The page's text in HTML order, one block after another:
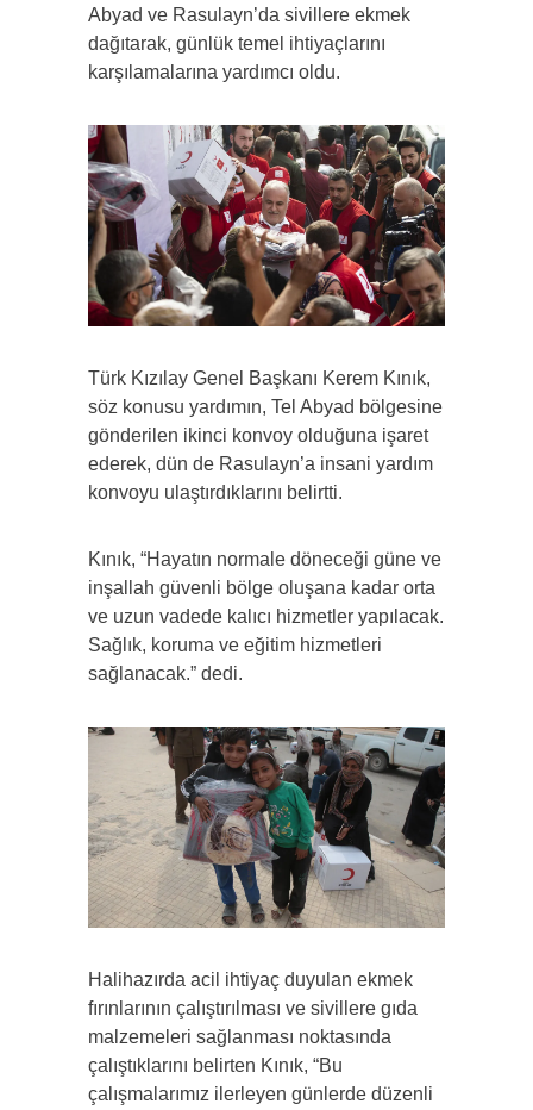
Abyad ve Rasulayn’da sivillere ekmek
dağıtarak, günlük temel ihtiyaçlarını
karşılamalarına yardımcı oldu.
Türk Kızılay Genel Başkanı Kerem Kınık,
söz konusu yardımın, Tel Abyad bölgesine
gönderilen ikinci konvoy olduğuna işaret
ederek, dün de Rasulayn’a insani yardım
konvoyu ulaştırdıklarını belirtti.
Kınık, “Hayatın normale döneceği güne ve
inşallah güvenli bölge oluşana kadar orta
ve uzun vadede kalıcı hizmetler yapılacak.
Sağlık, koruma ve eğitim hizmetleri
sağlanacak.” dedi.
Halihazırda acil ihtiyaç duyulan ekmek
fırınlarının çalıştırılması ve sivillere gıda
malzemeleri sağlanması noktasında
çalıştıklarını belirten Kınık, “Bu
çalışmalarımız ilerleyen günlerde düzenli